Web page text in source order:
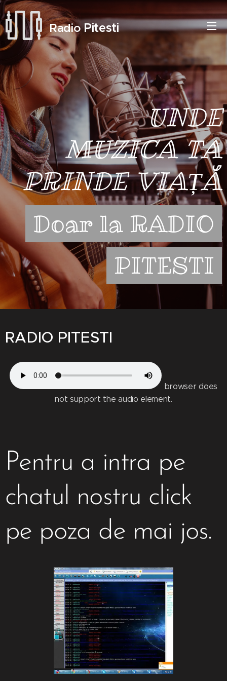
RadioPitesti
UNDE
MUZICA TA
PRINDE VIAȚĂ
Doar la RADIO
PITESTI
RADIO PITESTI
browser does
not support the audio element.
Pentru a intra pe
chatul nostru click
pe poza de mai jos.